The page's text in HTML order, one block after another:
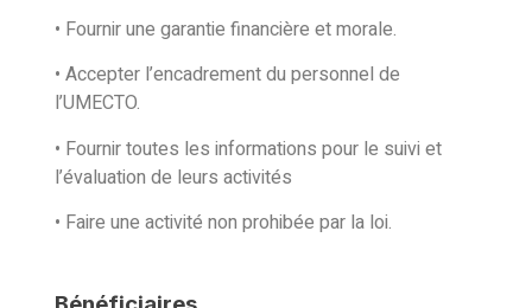
• Fournir une garantie financière et morale.
• Accepter l’encadrement du personnel de
l’UMECTO.
• Fournir toutes les informations pour le suivi et
l’évaluation de leurs activités
• Faire une activité non prohibée par la loi.